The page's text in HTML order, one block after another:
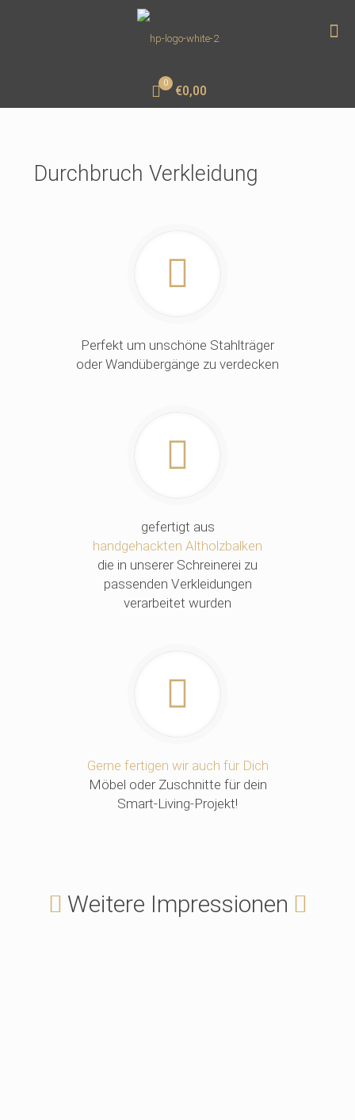
0
€0,00
Durchbruch Verkleidung
Perfekt um unschöne Stahlträger
oder Wandübergänge zu verdecken
gefertigt aus
handgehackten Altholzbalken
die in unserer Schreinerei zu
passenden Verkleidungen
verarbeitet wurden
Gerne fertigen wir auch für Dich
Möbel oder Zuschnitte für dein
Smart-Living-Projekt!
Weitere Impressionen